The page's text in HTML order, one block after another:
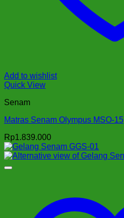
Add to wishlist
Quick View
Senam
Matras Senam Olympus MSO-15
Rp1.839.000